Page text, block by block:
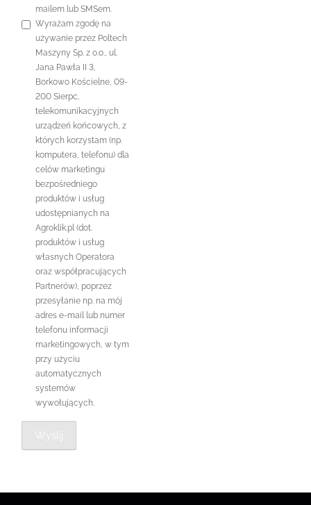
mailem lub SMSem.
Wyrażam zgodę na
używanie przez Poltech
Maszyny Sp. z o.o., ul.
Jana Pawła II 3,
Borkowo Kościelne, 09-
200 Sierpc,
telekomunikacyjnych
urządzeń końcowych, z
których korzystam (np.
komputera, telefonu) dla
celów marketingu
bezpośredniego
produktów i usług
udostępnianych na
Agroklik.pl (dot.
produktów i usług
własnych Operatora
oraz współpracujących
Partnerów), poprzez
przesyłanie np. na mój
adres e-mail lub numer
telefonu informacji
marketingowych, w tym
przy użyciu
automatycznych
systemów
wywołujących.